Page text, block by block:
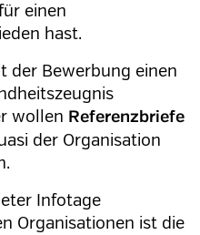
einen
hast.
der Bewerbung einen
wollen Referenzbriefe
der Organisation
Infotage
Organisationen ist die